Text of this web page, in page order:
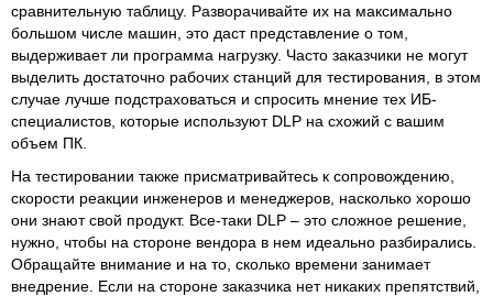
сравнительную таблицу. Разворачивайте их на максимально
большом числе машин, это даст представление о том,
выдерживает ли программа нагрузку. Часто заказчики не могут
выделить достаточно рабочих станций для тестирования, в этом
случае лучше подстраховаться и спросить мнение тех ИБ-
специалистов, которые используют DLP на схожий с вашим
объем ПК.
На тестировании также присматривайтесь к сопровождению,
скорости реакции инженеров и менеджеров, насколько хорошо
они знают свой продукт. Все-таки DLP – это сложное решение,
нужно, чтобы на стороне вендора в нем идеально разбирались.
Обращайте внимание и на то, сколько времени занимает
внедрение. Если на стороне заказчика нет никаких препятствий,